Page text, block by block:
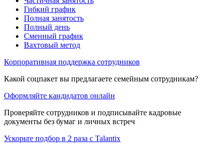
Гибкий график
Полная занятость
Полный день
Сменный график
Вахтовый метод
Корпоративная поддержка сотрудников
Какой соцпакет вы предлагаете семейным сотрудникам?
Оформляйте кандидатов онлайн
Проверяйте сотрудников и подписывайте кадровые
документы без бумаг и личных встреч
Ускорьте подбор в 2 раза с Talantix